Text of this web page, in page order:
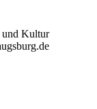
und Kultur